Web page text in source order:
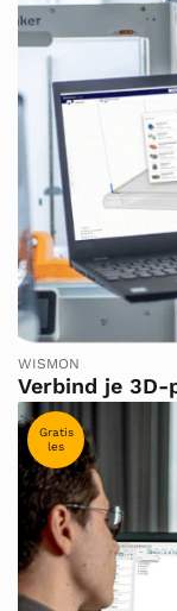
WISMON
Verbind je
Gratis
les